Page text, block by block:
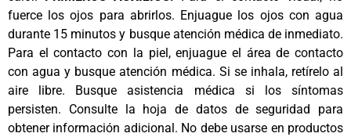
fuerce los ojos para abrirlos. Enjuague los ojos con agua
durante 15 minutos y busque atención médica de inmediato.
Para el contacto con la piel, enjuague el área de contacto
con agua y busque atención médica. Si se inhala, retírelo al
aire libre. Busque asistencia médica si los síntomas
persisten. Consulte la hoja de datos de seguridad para
obtener información adicional. No debe usarse en productos